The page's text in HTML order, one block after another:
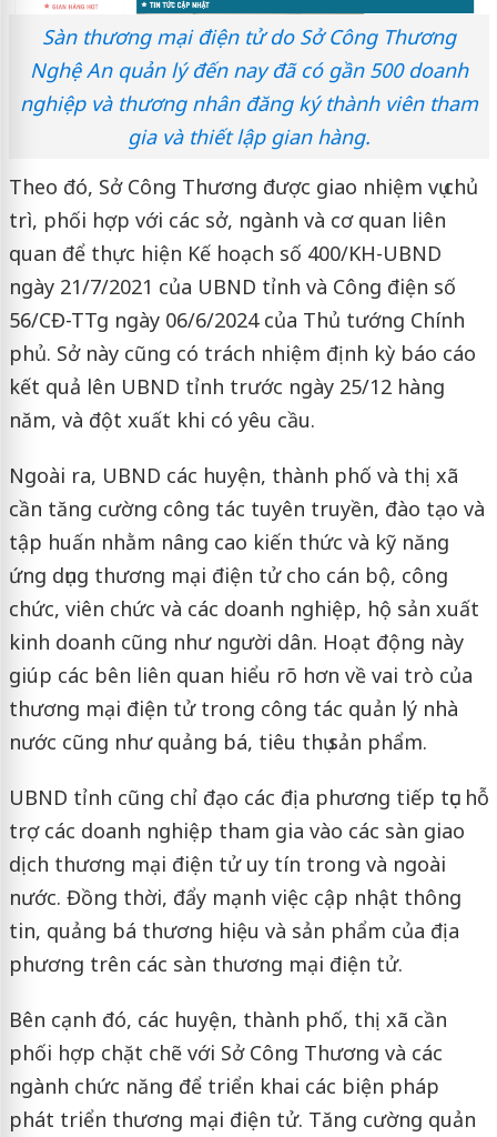
Sàn thương mại điện tử do Sở Công Thương
Nghệ An quản lý đến nay đã có gần 500 doanh
nghiệp và thương nhân đăng ký thành viên tham
gia và thiết lập gian hàng.
Theo đó, Sở Công Thương được giao nhiệm vụ chủ
trì, phối hợp với các sở, ngành và cơ quan liên
quan để thực hiện Kế hoạch số 400/KH-UBND
ngày 21/7/2021 của UBND tỉnh và Công điện số
56/CĐ-TTg ngày 06/6/2024 của Thủ tướng Chính
phủ. Sở này cũng có trách nhiệm định kỳ báo cáo
kết quả lên UBND tỉnh trước ngày 25/12 hàng
năm, và đột xuất khi có yêu cầu.
Ngoài ra, UBND các huyện, thành phố và thị xã
cần tăng cường công tác tuyên truyền, đào tạo và
tập huấn nhằm nâng cao kiến thức và kỹ năng
ứng dụng thương mại điện tử cho cán bộ, công
chức, viên chức và các doanh nghiệp, hộ sản xuất
kinh doanh cũng như người dân. Hoạt động này
giúp các bên liên quan hiểu rõ hơn về vai trò của
thương mại điện tử trong công tác quản lý nhà
nước cũng như quảng bá, tiêu thụ sản phẩm.
UBND tỉnh cũng chỉ đạo các địa phương tiếp tục hỗ
trợ các doanh nghiệp tham gia vào các sàn giao
dịch thương mại điện tử uy tín trong và ngoài
nước. Đồng thời, đẩy mạnh việc cập nhật thông
tin, quảng bá thương hiệu và sản phẩm của địa
phương trên các sàn thương mại điện tử.
Bên cạnh đó, các huyện, thành phố, thị xã cần
phối hợp chặt chẽ với Sở Công Thương và các
ngành chức năng để triển khai các biện pháp
phát triển thương mại điện tử. Tăng cường quản